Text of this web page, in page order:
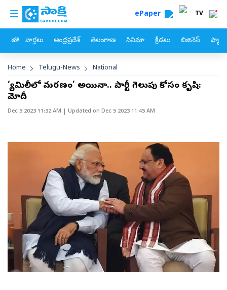
Skip to main content
custom menu ePaper TV
హోం వార్తలు ఆంధ్రప్రదేశ్ తెలంగాణ సినిమా క్రీడలు బిజినెస్
Breadcrumb
Home Telugu-News National
‘ఫ్యామిలీలో మరణం’ అయినా.. పార్టీ గెలుపు కోసం కృషి:
మోదీ
Dec 5 2023 11:32 AM | Updated on Dec 5 2023 11:45 AM